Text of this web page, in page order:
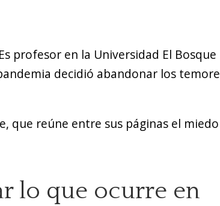
profesor en la Universidad El Bosque
decidió abandonar los
que reúne entre sus páginas el miedo
lo que ocurre en